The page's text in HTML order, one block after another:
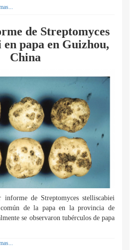
de Streptomyces
papa en Guizhou,
China
informe de Streptomyces stelliscabiei
común de la papa en la provincia de
se observaron tubérculos de papa